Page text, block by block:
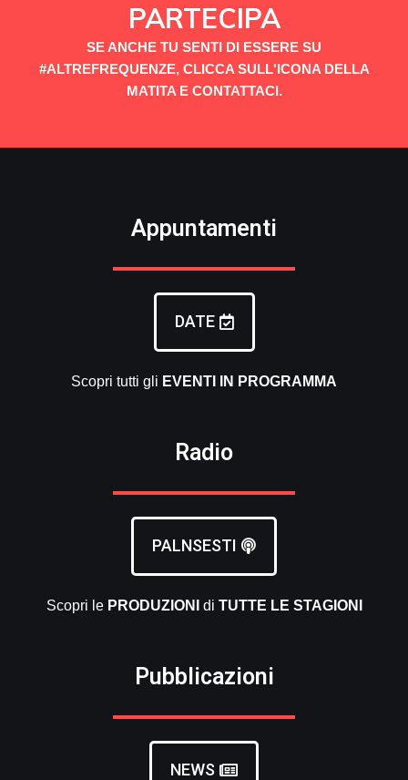
PARTECIPA
SE ANCHE TU SENTI DI ESSERE SU
#ALTREFREQUENZE, CLICCA SULL'ICONA DELLA
MATITA E CONTATTACI.
Appuntamenti
DATE
Scopri tutti gli EVENTI IN PROGRAMMA
Radio
PALNSESTI
Scopri le PRODUZIONI di TUTTE LE STAGIONI
Pubblicazioni
NEWS